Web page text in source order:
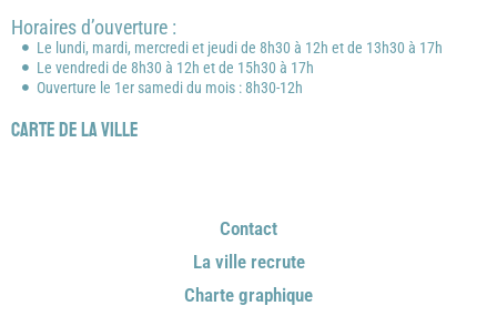
Horaires d’ouverture :
Le lundi, mardi, mercredi et jeudi de 8h30 à 12h et de 13h30 à 17h
Le vendredi de 8h30 à 12h et de 15h30 à 17h
Ouverture le 1er samedi du mois : 8h30-12h
Carte de la ville
Contact
La ville recrute
Charte graphique